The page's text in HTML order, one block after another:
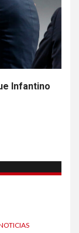
Infantino
en
2025
SALUD